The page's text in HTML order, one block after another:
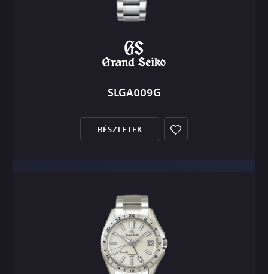
SLGA009G
RÉSZLETEK